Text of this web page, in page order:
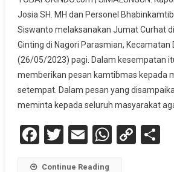
Josia SH. MH dan Personel
Siswanto melaksanakan Jumat Curhat
Ginting di Nagori Parasmian, Kecamatan
(26/05/2023) pagi. Dalam kesempatan
memberikan pesan kamtibmas kepada
setempat. Dalam pesan yang
meminta kepada seluruh masyarakat
Facebook
Twitter
EmailCopy
Continue Reading